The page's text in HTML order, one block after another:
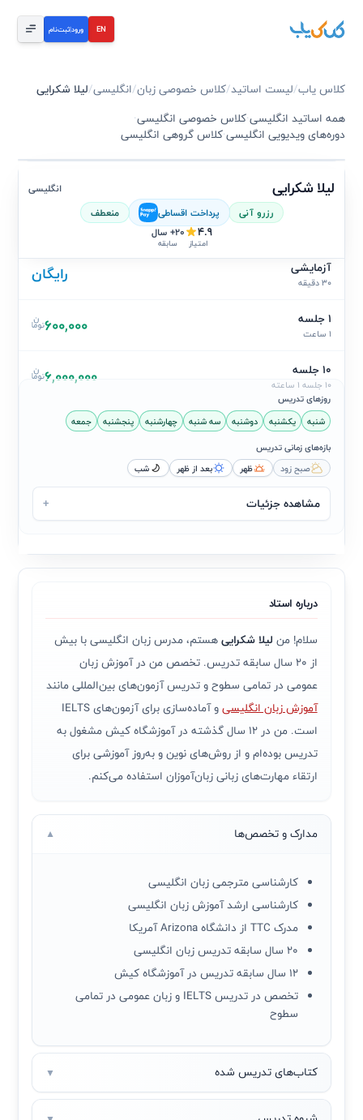
EN ورود|ثبت‌نام
کلاس یاب/لیست اساتید/کلاس خصوصی زبان/انگلیسی/لیلا شکرایی
همه اساتید انگلیسی·کلاس خصوصی انگلیسی·
دوره‌های ویدیویی انگلیسی·کلاس گروهی انگلیسی
لیلا شکرایی
انگلیسی
رزرو آنی
پرداخت اقساطی منعطف
4.9
امتیاز
20+ سال
سابقه
آزمایشی
30 دقیقه رایگان
1 جلسه
1 ساعت 600,000
10 جلسه
10 جلسه 1 ساعته 6,000,000
روزهای تدریس
شنبه
یکشنبه دوشنبه سه شنبه چهارشنبه پنجشنبه
جمعه
بازه‌های زمانی تدریس
صبح زود
ظهر بعد از ظهر شب
مشاهده جزئیات +
درباره استاد
سلام! من لیلا شکراییهستم، مدرس زبان انگلیسی با بیش
از ۲۰ سال سابقه تدریس. تخصص من در آموزش زبان
عمومی در تمامی سطوح و تدریس آزمون‌های بین‌المللی مانند
آموزش زبان انگلیسی
و آماده‌سازی برای آزمون‌های IELTS
است. من در ۱۲ سال گذشته در آموزشگاه کیش مشغول به
تدریس بوده‌ام و از روش‌های نوین و به‌روز آموزشی برای
ارتقاء مهارت‌های زبانی زبان‌آموزان استفاده می‌کنم.
مدارک و تخصص‌ها ▼
کارشناسی مترجمی زبان انگلیسی
کارشناسی ارشد آموزش زبان انگلیسی
مدرک TTC از دانشگاه Arizona آمریکا
۲۰ سال سابقه تدریس زبان انگلیسی
۱۲ سال سابقه تدریس در آموزشگاه کیش
تخصص در تدریس IELTS و زبان عمومی در تمامی
سطوح
کتاب‌های تدریس شده ▼